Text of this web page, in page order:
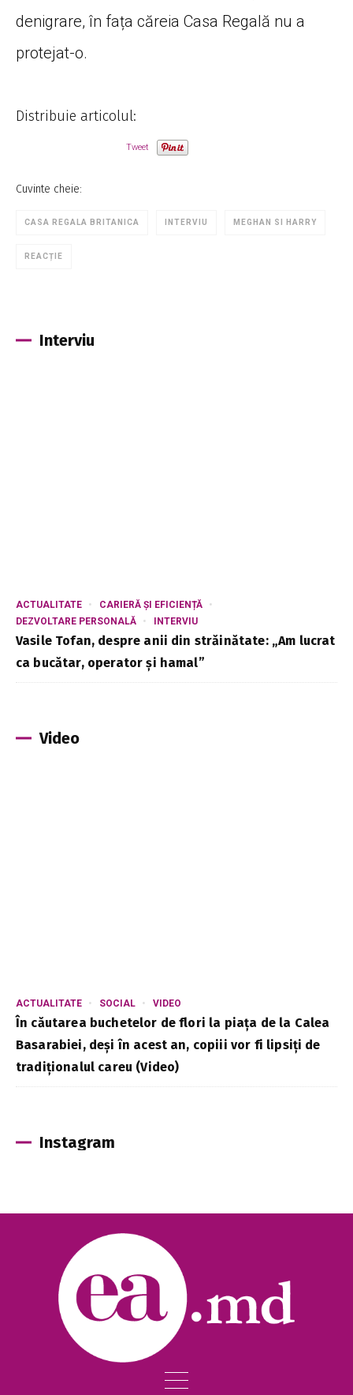
denigrare, în fața căreia Casa Regală nu a
protejat-o.
Distribuie articolul:
Tweet
Cuvinte cheie:
CASA REGALA BRITANICA INTERVIU MEGHAN SI HARRY
REACȚIE
Interviu
ACTUALITATE
CARIERĂ ȘI EFICIENȚĂ
DEZVOLTARE PERSONALĂ
INTERVIU
Vasile Tofan, despre anii din străinătate: „Am lucrat
ca bucătar, operator și hamal”
Video
ACTUALITATE SOCIAL VIDEO
În căutarea buchetelor de flori la piața de la Calea
Basarabiei, deși în acest an, copiii vor fi lipsiți de
tradiționalul careu (Video)
Instagram